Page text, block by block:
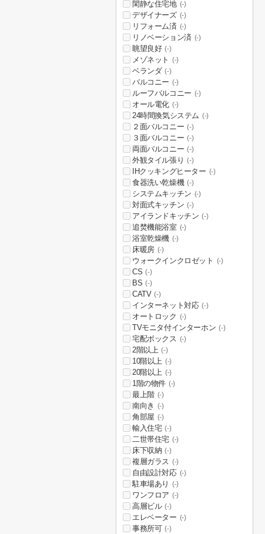
閑静な住宅地 (-)
デザイナーズ (-)
リフォーム済 (-)
リノベーション済 (-)
眺望良好 (-)
メゾネット (-)
ベランダ (-)
バルコニー (-)
ルーフバルコニー (-)
オール電化 (-)
24時間換気システム (-)
２面バルコニー (-)
３面バルコニー (-)
両面バルコニー (-)
外観タイル張り (-)
IHクッキングヒーター (-)
食器洗い乾燥機 (-)
システムキッチン (-)
対面式キッチン (-)
アイランドキッチン (-)
追焚機能浴室 (-)
浴室乾燥機 (-)
床暖房 (-)
ウォークインクロゼット (-)
CS (-)
BS (-)
CATV (-)
インターネット対応 (-)
オートロック (-)
TVモニタ付インターホン (-)
宅配ボックス (-)
2階以上 (-)
10階以上 (-)
20階以上 (-)
1階の物件 (-)
最上階 (-)
南向き (-)
角部屋 (-)
輸入住宅 (-)
二世帯住宅 (-)
床下収納 (-)
複層ガラス (-)
自由設計対応 (-)
駐車場あり (-)
ワンフロア (-)
高層ビル (-)
エレベーター (-)
事務所可 (-)